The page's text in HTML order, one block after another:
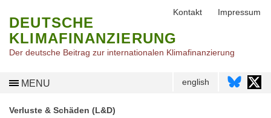
DEUTSCHE
KLIMAFINANZIERUNG
Der deutsche Beitrag zur internationalen Klimafinanzierung
MENU english
Verluste & Schäden (L&D)
Kontakt Impressum